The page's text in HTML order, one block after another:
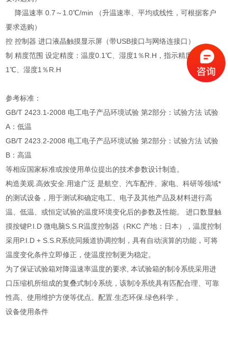
降温速率 0.7～1.0℃/min （升温速率、平均或线性，可根据客户
要求选购）
控 控制器 进口液晶触摸显示屏（带USB接口与网络连接口）
制 精度范围 设定精度：温度0.1℃、湿度1％R.H，指示精度：温度0.
1℃、湿度1％R.H
参考标准：
GB/T 2423.1-2008 电工电子产品环境试验 第2部分：试验方法 试验
A：低温
GB/T 2423.2-2008 电工电子产品环境试验 第2部分：试验方法 试验
B：高温
等相应国家标准或按使用单位提出的技术参数设计制造。
构造美观.高效安全.用途广泛 是航空、汽车配件、家电、科研等领域*
的测试设备，用于测试和确定电工、电子及其他产品及材料进行高
温、低温、或恒定试验的温度环境变化后的参数及性能。 进口数显触
摸按键P.I.D 微电脑S.S.R温度控制器（RKC 产地：日本），温度控制
采用P.I.D + S.S.R系统同频道协调控制，具有自动演算的功能，可将
温度变化条件立即修正，使温度控制更为稳定。
为了保证试验箱对降温速率温度的要求, 本试验箱的制冷系统采用进
口压缩机所组成的复叠式制冷系统，该制冷系统具有匹配合理、可靠
性高、使用维护方便等优点。配置.生态环保.绿色科学 。
设备使用条件